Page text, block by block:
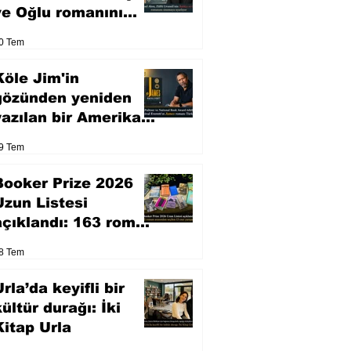
Oğlu romanını
Tem
Jim'in
yeniden
bir Amerikan
Tem
Prize 2026
Listesi
163 roman
Tem
keyifli bir
durağı: İki
Urla